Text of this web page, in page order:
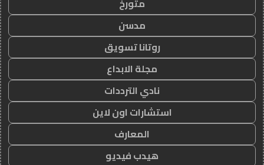
متورخ
مدسن
روتانا تسويق
مجلة الابداع
نادي الترددات
استشارات اون لاين
المعارف
هيدب فيديو